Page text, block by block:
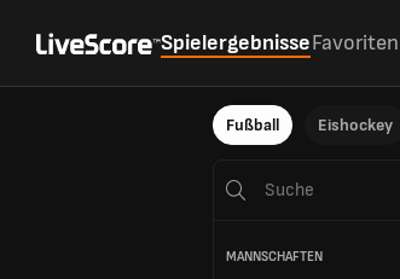
SpielergebnisseFavoriten
Fußball Eishockey
MANNSCHAFTEN